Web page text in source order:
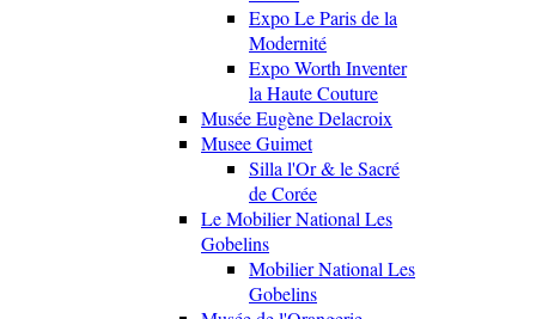
Expo Le Paris de la
Modernité
Expo Worth Inventer
la Haute Couture
Musée Eugène Delacroix
Musee Guimet
Silla l'Or & le Sacré
de Corée
Le Mobilier National Les
Gobelins
Mobilier National Les
Gobelins